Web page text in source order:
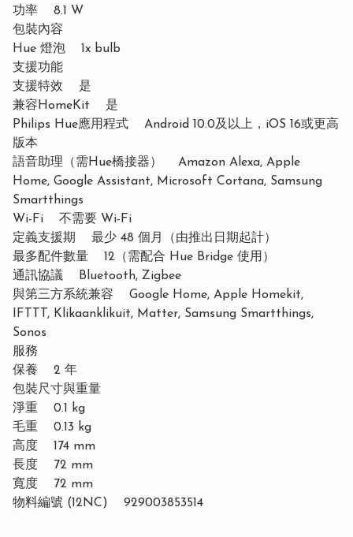
功率 8.1 W
包裝內容
Hue 燈泡 1x bulb
支援功能
支援特效 是
兼容HomeKit 是
Philips Hue應用程式 Android 10.0及以上，iOS 16或更高
版本
語音助理（需Hue橋接器） Amazon Alexa, Apple
Home, Google Assistant, Microsoft Cortana, Samsung
Smartthings
Wi-Fi 不需要 Wi-Fi
定義支援期 最少 48 個月（由推出日期起計）
最多配件數量 12（需配合 Hue Bridge 使用）
通訊協議 Bluetooth, Zigbee
與第三方系統兼容 Google Home, Apple Homekit,
IFTTT, Klikaanklikuit, Matter, Samsung Smartthings,
Sonos
服務
保養 2 年
包裝尺寸與重量
淨重 0.1 kg
毛重 0.13 kg
高度 174 mm
長度 72 mm
寬度 72 mm
物料編號 (12NC) 929003853514